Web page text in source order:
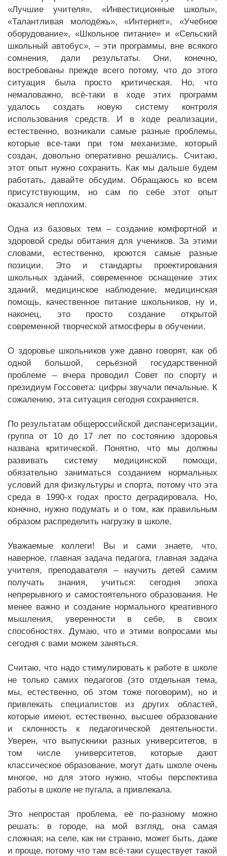
«Лучшие учителя», «Инвестиционные школы»,
«Талантливая молодёжь», «Интернет», «Учебное
оборудование», «Школьное питание» и «Сельский
школьный автобус», – эти программы, вне всякого
сомнения, дали результаты. Они, конечно,
востребованы прежде всего потому, что до этого
ситуация была просто критическая. Но, что
немаловажно, всё-таки в ходе этих программ
удалось создать новую систему контроля
использования средств. И в ходе реализации,
естественно, возникали самые разные проблемы,
которые все-таки при том механизме, который
создан, довольно оперативно решались. Считаю,
этот опыт нужно сохранить. Как мы дальше будем
работать, давайте обсудим. Обращаюсь ко всем
присутствующим, но сам по себе этот опыт
оказался неплохим.
Одна из базовых тем – создание комфортной и
здоровой среды обитания для учеников. За этими
словами, естественно, кроются самые разные
позиции. Это и стандарты проектирования
школьных зданий, современное оснащение этих
зданий, медицинское наблюдение, медицинская
помощь, качественное питание школьников, ну и,
наконец, это просто создание открытой
современной творческой атмосферы в обучении.
О здоровье школьников уже давно говорят, как об
одной большой, серьёзной государственной
проблеме – вчера проводил Совет по спорту и
президиум Госсовета: цифры звучали печальные. К
сожалению, эта ситуация сегодня сохраняется.
По результатам общероссийской диспансеризации,
группа от 10 до 17 лет по состоянию здоровья
названа критической. Понятно, что мы должны
развивать систему медицинской помощи,
обязательно заниматься созданием нормальных
условий для физкультуры и спорта, потому что эта
среда в 1990-х годах просто деградировала. Но,
конечно, нужно подумать и о том, как правильным
образом распределить нагрузку в школе.
Уважаемые коллеги! Вы и сами знаете, что,
наверное, главная задача педагога, главная задача
учителя, преподавателя – научить детей самим
получать знания, учиться: сегодня эпоха
непрерывного и самостоятельного образования. Не
менее важно и создание нормального креативного
мышления, уверенности в себе, в своих
способностях. Думаю, что и этими вопросами мы
сегодня с вами можем заняться.
Считаю, что надо стимулировать к работе в школе
не только самих педагогов (это отдельная тема,
мы, естественно, об этом тоже поговорим), но и
привлекать специалистов из других областей,
которые имеют, естественно, высшее образование
и склонность к педагогической деятельности.
Уверен, что выпускники разных университетов, в
том числе университетов, которые дают
классическое образование, могут дать школе очень
многое, но для этого нужно, чтобы перспектива
работы в школе не пугала, а привлекала.
Это непростая проблема, её по-разному можно
решать: в городе, на мой взгляд, она самая
сложная; на селе, как ни странно, может быть, даже
и проще, потому что там всё-таки существует такой